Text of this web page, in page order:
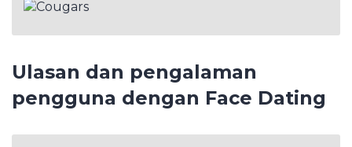
Ulasan dan pengalaman
pengguna dengan Face Dating